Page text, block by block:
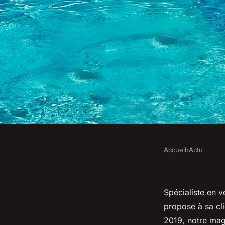
Luxurious
spécialisée en
Accueil›Actu
Spécialiste en
propose à sa
2019, notre